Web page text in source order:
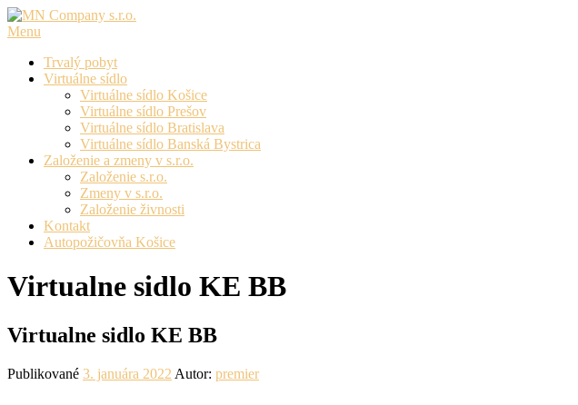
Prejsť
na
Menu
Trvalý pobyt
Virtuálne sídlo
Virtuálne sídlo Košice
Virtuálne sídlo Prešov
Virtuálne sídlo Bratislava
Virtuálne sídlo Banská Bystrica
Založenie a zmeny v s.r.o.
Založenie s.r.o.
Zmeny v s.r.o.
Založenie živnosti
Kontakt
Autopožičovňa Košice
Virtualne sidlo KE BB
Virtualne sidlo KE BB
Publikované 3. januára 2022 Autor: premier